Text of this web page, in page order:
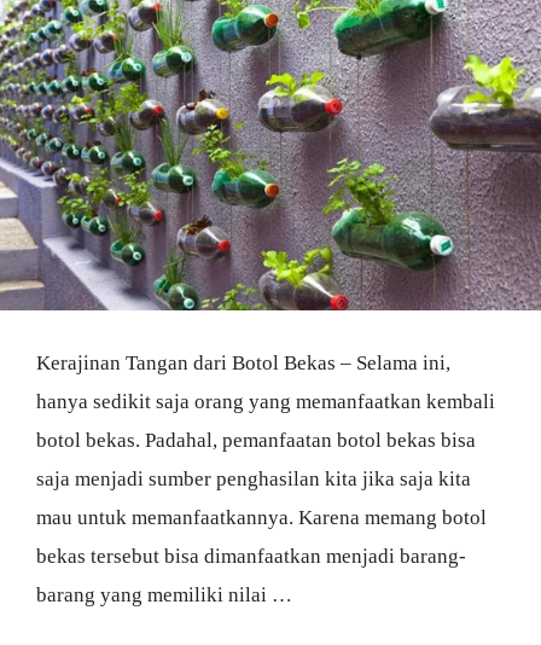
Kerajinan Tangan dari Botol Bekas – Selama ini,
hanya sedikit saja orang yang memanfaatkan kembali
botol bekas. Padahal, pemanfaatan botol bekas bisa
saja menjadi sumber penghasilan kita jika saja kita
mau untuk memanfaatkannya. Karena memang botol
bekas tersebut bisa dimanfaatkan menjadi barang-
barang yang memiliki nilai …